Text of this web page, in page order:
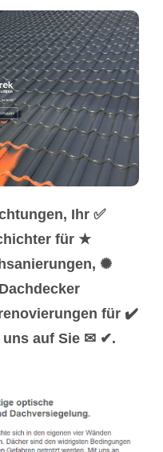
Ihr ✅
für ★
✺
für ✔️
auf Sie ✉ ✔.